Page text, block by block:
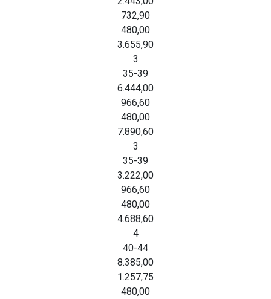
732,90
480,00
3.655,90
3
35-39
6.444,00
966,60
480,00
7.890,60
3
35-39
3.222,00
966,60
480,00
4.688,60
4
40-44
8.385,00
1.257,75
480,00